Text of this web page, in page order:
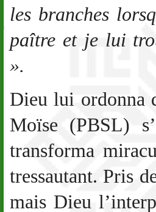
les branches
paître et je lui
».
Dieu lui ordonna
Moïse (PBSL)
transforma
tressautant. Pris
mais Dieu